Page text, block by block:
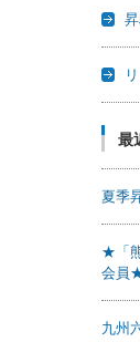
最
夏季
★「
会員
九州